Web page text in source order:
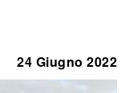
24 Giugno 2022